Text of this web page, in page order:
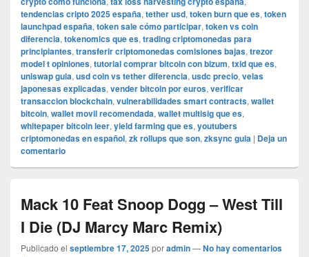
tendencias cripto 2025 españa, tether usd, token burn que es, token
launchpad españa, token sale cómo participar, token vs coin
diferencia, tokenomics que es, trading criptomonedas para
principiantes, transferir criptomonedas comisiones bajas, trezor
model t opiniones, tutorial comprar bitcoin con bizum, txid que es,
uniswap guia, usd coin vs tether diferencia, usdc precio, velas
japonesas explicadas, vender bitcoin por euros, verificar
transaccion blockchain, vulnerabilidades smart contracts, wallet
bitcoin, wallet movil recomendada, wallet multisig que es,
whitepaper bitcoin leer, yield farming que es, youtubers
criptomonedas en español, zk rollups que son, zksync guia | Deja un
comentario
Mack 10 Feat Snoop Dogg – West Till
I Die (DJ Marcy Marc Remix)
Publicado el septiembre 17, 2025poradmin—No hay comentarios